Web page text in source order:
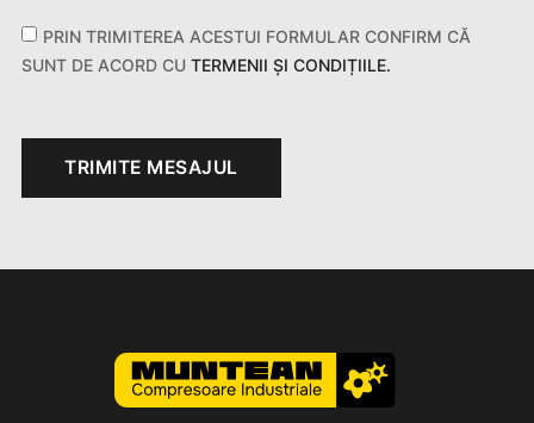
PRIN TRIMITEREA ACESTUI FORMULAR CONFIRM CĂ
SUNT DE ACORD CU TERMENII ȘI CONDIȚIILE.
TRIMITE MESAJUL